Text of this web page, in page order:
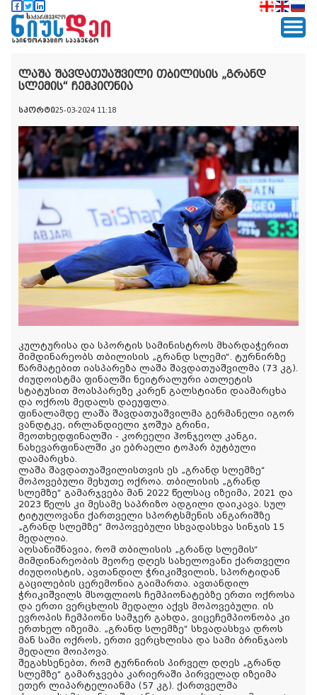
ლაშა შავდათუაშვილი თბილისის „გრანდ
სლემის“ ჩემპიონია
სპორტი25-03-2024 11:18
კულტურისა და სპორტის სამინისტროს მხარდაჭერით
მიმდინარეობს თბილისის „გრანდ სლემი“. ტურნირზე
წარმატებით იასპარეზა ლაშა შავდათუაშვილმა (73 კგ).
ძიუდოისტმა ფინალში ნეიტრალური ათლეტის
სტატუსით მოასპარეზე კარენ გალსტიანი დაამარცხა
და ოქროს მედალს დაეუფლა.
ფინალამდე ლაშა შავდათუაშვილმა გერმანელი იგორ
ვანდტკე, ირლანდიელი ჯოშუა გრინი,
მეოთხედფინალში - კორეელი ჰონჯეოლ კანგი,
ნახევარფინალში კი ებრაელი ტოჰარ ბუტბული
დაამარცხა.
ლაშა შავდათუაშვილისთვის ეს „გრანდ სლემზე“
მოპოვებული მეხუთე ოქროა. თბილისის „გრანდ
სლემზე“ გამარჯვება მან 2022 წელსაც იზეიმა, 2021 და
2023 წელს კი მესამე საპრიზო ადგილი დაიკავა. სულ
ტიტულოვანი ქართველი სპორტსმენის ანგარიშზე
„გრანდ სლემზე“ მოპოვებული სხვადასხვა სინჯის 15
მედალია.
აღსანიშნავია, რომ თბილისის „გრანდ სლემის“
მიმდინარეობის მეორე დღეს სახელოვანი ქართველი
ძიუდოისტის, ავთანდილ ჭრიკიშვილის, სპორტიდან
გაცილების ცერემონია გაიმართა. ავთანდილ
ჭრიკიშვილს მსოფლიოს ჩემპიონატებზე ერთი ოქროსა
და ერთი ვერცხლის მედალი აქვს მოპოვებული. ის
ევროპის ჩემპიონი სამჯერ გახდა, ვიცეჩემპიონობა კი
ერთხელ იზეიმა. „გრანდ სლემზე“ სხვადასხვა დროს
მან სამი ოქროს, ერთი ვერცხლისა და სამი ბრინჯაოს
მედალი მოიპოვა.
შეგახსენებთ, რომ ტურნირის პირველ დღეს „გრანდ
სლემზე“ გამარჯვება კარიერაში პირველად იზეიმა
ეთერ ლიპარტელიანმა (57 კგ). ქართველმა